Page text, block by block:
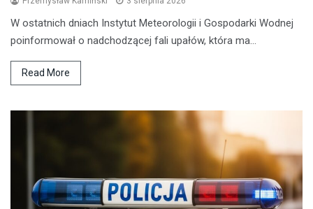
W ostatnich dniach Instytut Meteorologii i Gospodarki Wodnej
poinformował o nadchodzącej fali upałów, która ma…
Read More